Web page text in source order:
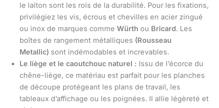
le laiton sont les rois de la durabilité. Pour les fixations,
privilégiez les vis, écrous et chevilles en acier zingué
ou inox de marques comme Würth ou Bricard. Les
boîtes de rangement métalliques (Rousseau
Metallic) sont indémodables et increvables.
Le liège et le caoutchouc naturel : Issu de l’écorce du
chêne-liège, ce matériau est parfait pour les planches
de découpe protégeant les plans de travail, les
tableaux d’affichage ou les poignées. Il allie légèreté et